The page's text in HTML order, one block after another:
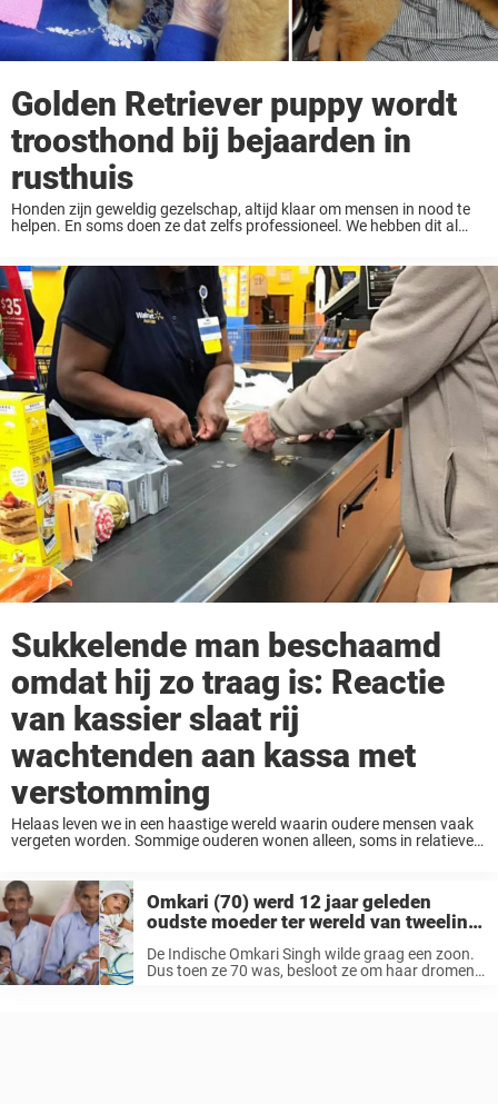
Golden Retriever puppy wordt
troosthond bij bejaarden in
rusthuis
Honden zijn geweldig gezelschap, altijd klaar om mensen in nood te
helpen. En soms doen ze dat zelfs professioneel. We hebben dit al
Sukkelende man beschaamd
omdat hij zo traag is: Reactie
van kassier slaat rij
wachtenden aan kassa met
verstomming
Helaas leven we in een haastige wereld waarin oudere mensen vaak
vergeten worden. Sommige ouderen wonen alleen, soms in relatieve
Omkari (70) werd 12 jaar geleden
oudste moeder ter wereld van tweeling
– zo leeft het gezin vandaag
De Indische Omkari Singh wilde graag een zoon.
Dus toen ze 70 was, besloot ze om haar dromen